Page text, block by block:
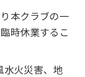
本クラブの一
時休業するこ
水火災害、地